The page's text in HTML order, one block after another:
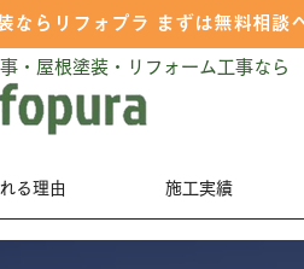
ならリフォプラ まずは無料相談
・屋根塗装・リフォーム工事なら
る理由 施工実績